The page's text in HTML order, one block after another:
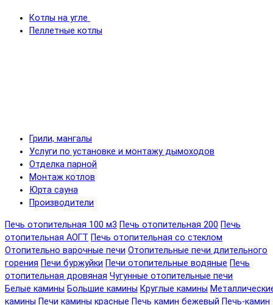
Котлы на угле
Пеллетные котлы
Грили, мангалы
Услуги по установке и монтажу дымоходов
Отделка парной
Монтаж котлов
Юрта сауна
Производители
Печь отопительная 100 м3 Печь отопительная 200 Печь
отопительная АОГТ Печь отопительная со стеклом
Отопительно варочные печи Отопительные печи длительного
горения Печи буржуйки Печи отопительные водяные Печь
отопительная дровяная Чугунные отопительные печи
Белые камины Большие камины Круглые камины
камины Печи камины красные Печь камин бежевый Печь-камин